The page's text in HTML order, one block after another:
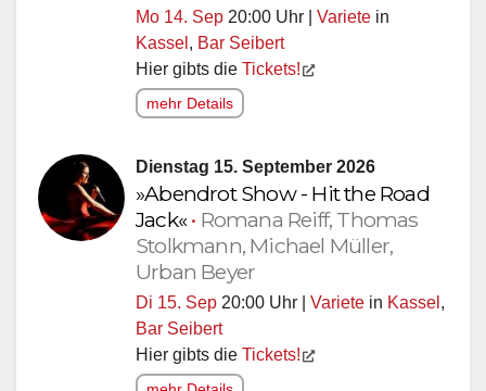
Mo 14. Sep 20:00 Uhr | Variete in
Kassel , Bar Seibert
Hier gibts die Tickets!
mehr Details
Dienstag 15. September 2026
»Abendrot Show - Hit the Road
Jack«• Romana Reiff, Thomas
Stolkmann, Michael Müller,
Urban Beyer
Di 15. Sep 20:00 Uhr | Variete in Kassel ,
Bar Seibert
Hier gibts die Tickets!